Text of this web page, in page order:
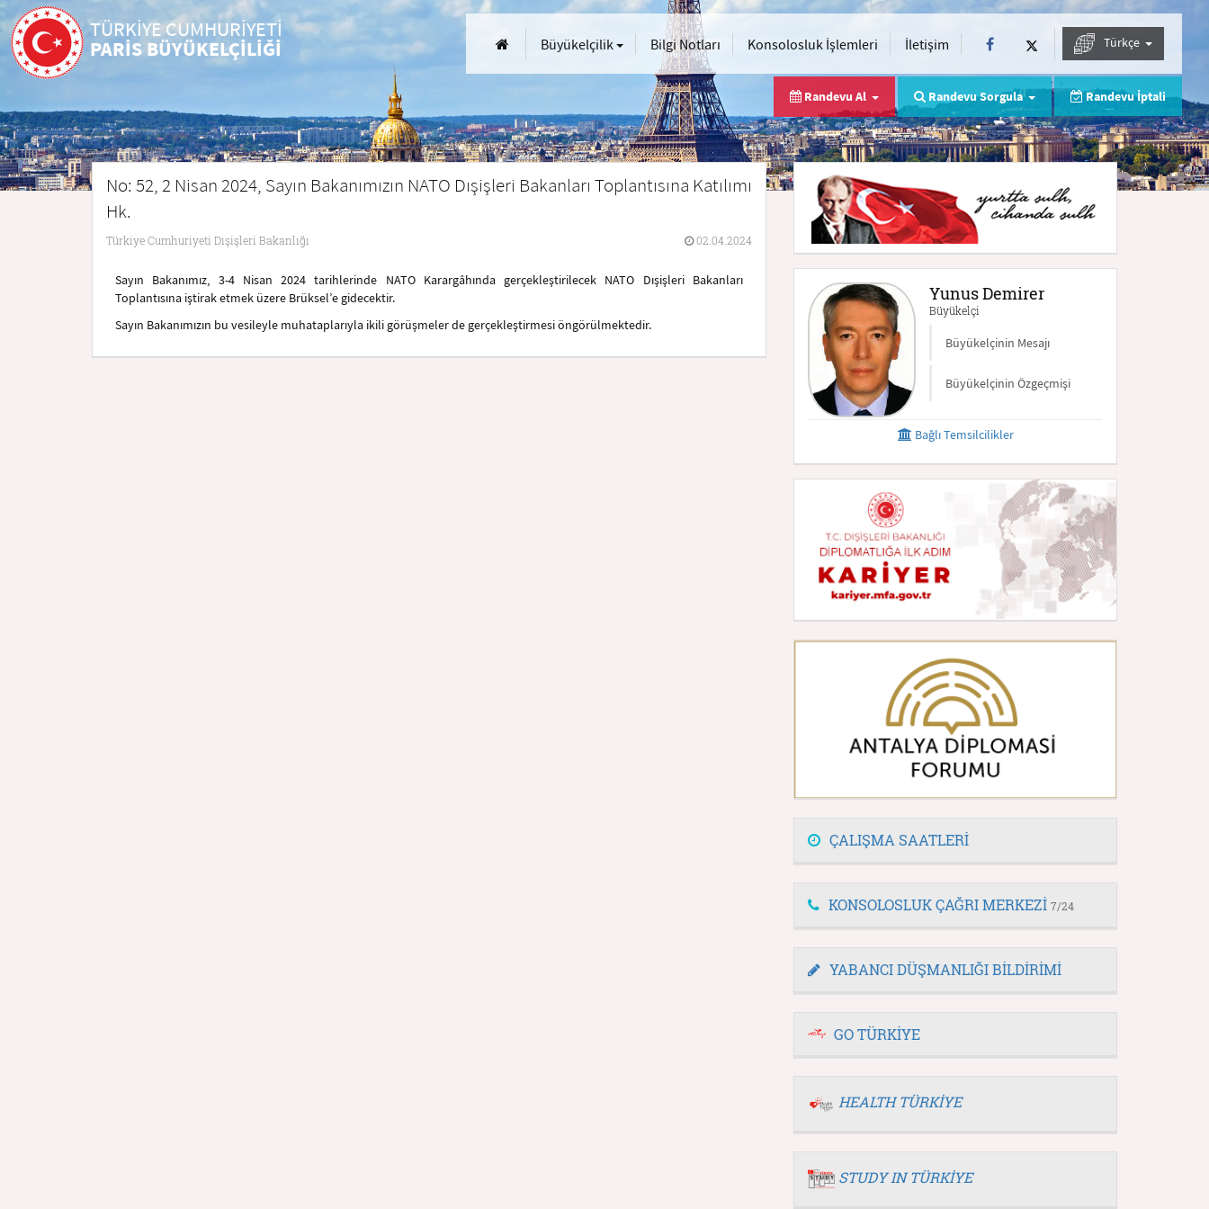
TÜRKİYE CUMHURİYETİ
PARİS BÜYÜKELÇİLİĞİ Büyükelçilik Bilgi Notları Konsolosluk İşlemleri İletişim Türkçe
Randevu Al Randevu Sorgula Randevu İptali
No: 52, 2 Nisan 2024, Sayın Bakanımızın NATO Dışişleri Bakanları Toplantısına Katılımı
Hk.
Türkiye Cumhuriyeti Dışişleri Bakanlığı 02.04.2024
Sayın Bakanımız, 3-4 Nisan 2024 tarihlerinde NATO Karargâhında gerçekleştirilecek NATO Dışişleri Bakanları
Toplantısına iştirak etmek üzere Brüksel’e gidecektir.
Sayın Bakanımızın bu vesileyle muhataplarıyla ikili görüşmeler de gerçekleştirmesi öngörülmektedir.
Yunus Demirer
Büyükelçi
Büyükelçinin Mesajı
Büyükelçinin Özgeçmişi
Bağlı Temsilcilikler
ÇALIŞMA SAATLERİ
KONSOLOSLUK ÇAĞRI MERKEZİ 7/24
YABANCI DÜŞMANLIĞI BİLDİRİMİ
GO TÜRKİYE
HEALTH TÜRKİYE
STUDY IN TÜRKİYE